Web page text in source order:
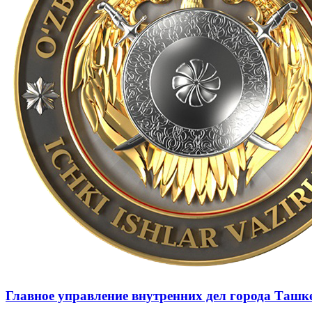
Главное управление внутренних дел города